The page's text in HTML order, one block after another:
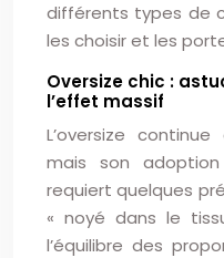
différents types de
les choisir et les
Oversize chic :
l’effet massif
L’oversize
mais son
requiert quelques
« noyé dans le
l’équilibre des